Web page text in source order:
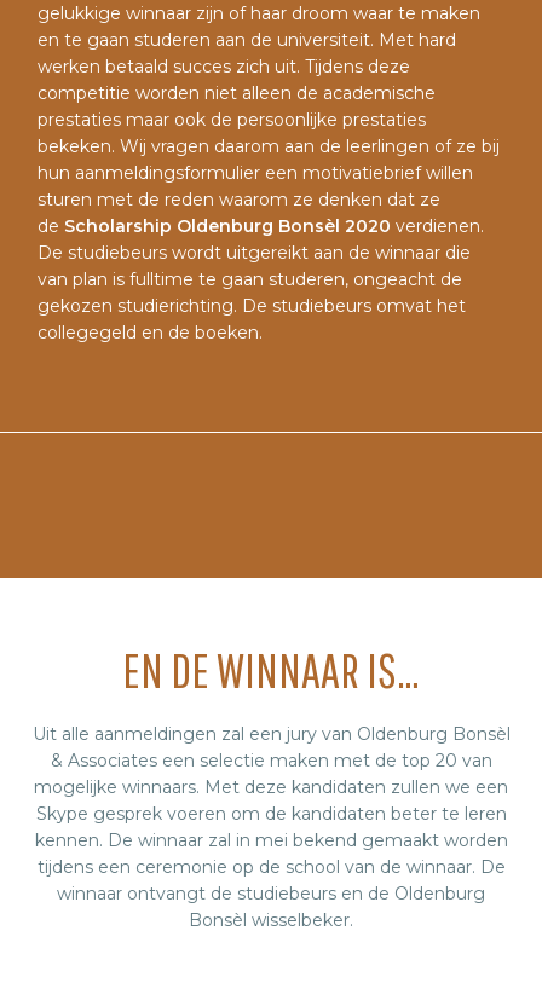
gelukkige winnaar zijn of haar droom waar te maken
en te gaan studeren aan de universiteit. Met hard
werken betaald succes zich uit. Tijdens deze
competitie worden niet alleen de academische
prestaties maar ook de persoonlijke prestaties
bekeken. Wij vragen daarom aan de leerlingen of ze bij
hun aanmeldingsformulier een motivatiebrief willen
sturen met de reden waarom ze denken dat ze
de Scholarship Oldenburg Bonsèl 2020 verdienen.
De studiebeurs wordt uitgereikt aan de winnaar die
van plan is fulltime te gaan studeren, ongeacht de
gekozen studierichting. De studiebeurs omvat het
collegegeld en de boeken.
EN DE WINNAAR IS…
Uit alle aanmeldingen zal een jury van Oldenburg Bonsèl
& Associates een selectie maken met de top 20 van
mogelijke winnaars. Met deze kandidaten zullen we een
Skype gesprek voeren om de kandidaten beter te leren
kennen. De winnaar zal in mei bekend gemaakt worden
tijdens een ceremonie op de school van de winnaar. De
winnaar ontvangt de studiebeurs en de Oldenburg
Bonsèl wisselbeker.